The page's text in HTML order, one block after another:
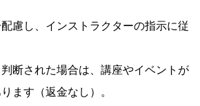
慮し、インストラクターの指示に従
判断された場合は、講座やイベントが
ます（返金なし）。